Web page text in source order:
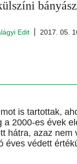
Edit 2017. 05.
is tartottak,
a 2000-es évek
hátra, azaz
éves védett